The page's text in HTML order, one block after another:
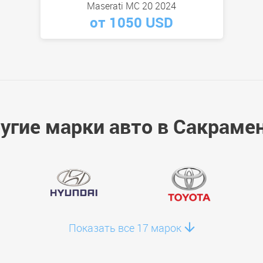
Maserati MC 20 2024
от 1050 USD
марки авто в
Показать все 17 марок